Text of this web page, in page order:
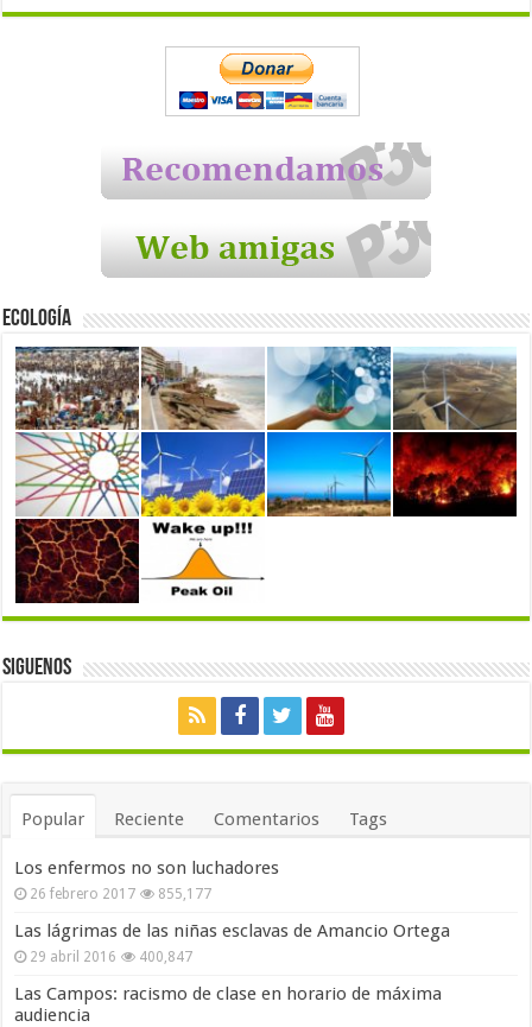
Ecología
Siguenos
Popular Reciente Comentarios Tags
Los enfermos no son luchadores
26 febrero 2017 855,177
Las lágrimas de las niñas esclavas de Amancio Ortega
29 abril 2016 400,847
Las Campos: racismo de clase en horario de máxima
audiencia